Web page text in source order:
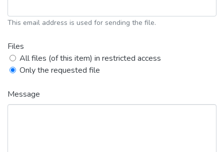
This email address is used for sending the file.
Files
All files (of this item) in restricted access
Only the requested file
Message